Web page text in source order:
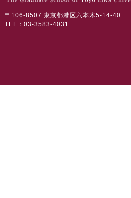
〒106-8507 東京都港区六本木5-14-40
TEL：03-3583-4031